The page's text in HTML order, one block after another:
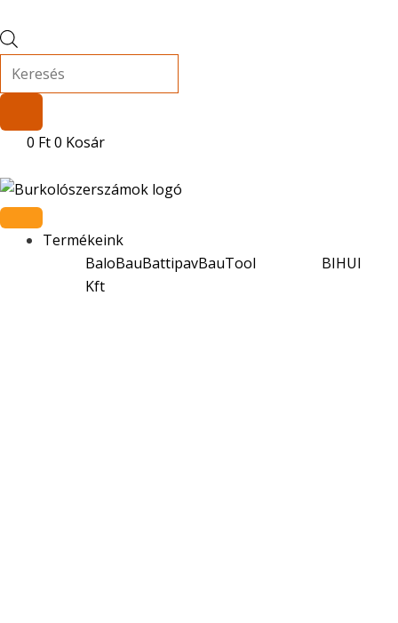
0 Ft0 Kosár
Termékeink
BaloBau
Kft
BattipavBauTool BIHUI